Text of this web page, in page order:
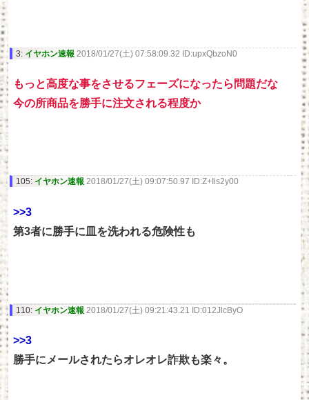
3: イヤホン速報 2018/01/27(土) 07:58:09.32 ID:upxQbzoN0
もっと高度な事をさせるフェーズになったら問題だな
今の所商品を勝手に注文される程度か
105: イヤホン速報 2018/01/27(土) 09:07:50.97 ID:Z+Iis2y00
>>3
第3者に勝手に皿を洗われる危険性も
110: イヤホン速報 2018/01/27(土) 09:21:43.21 ID:012JlcByO
>>3
勝手にメールされたらオレオレ詐欺も楽々。